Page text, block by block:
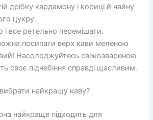
дрібку кардамону і кориці й чайну
цукру.
все ретельно перемішати.
посипати верх кави меленою
Насолоджуйтесь свіжозвареною
своє піднебіння справді щасливим.
найкращу каву?
найкраще підходять для